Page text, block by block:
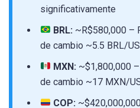
significativamente
BRL: ~R$580,000 –
de cambio ~5.5 BRL/
MXN: ~$1,800,000
de cambio ~17 MXN/
COP: